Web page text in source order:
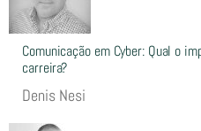
Comunicação em Cyber: Qual o
carreira?
Denis Nesi